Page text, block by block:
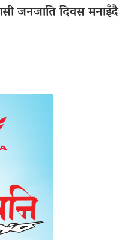
जनजाति दिवस मनाइँदै